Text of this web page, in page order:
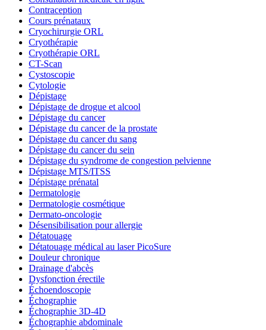
Contraception
Cours prénataux
Cryochirurgie ORL
Cryothérapie
Cryothérapie ORL
CT-Scan
Cystoscopie
Cytologie
Dépistage
Dépistage de drogue et alcool
Dépistage du cancer
Dépistage du cancer de la prostate
Dépistage du cancer du sang
Dépistage du cancer du sein
Dépistage du syndrome de congestion pelvienne
Dépistage MTS/ITSS
Dépistage prénatal
Dermatologie
Dermatologie cosmétique
Dermato-oncologie
Désensibilisation pour allergie
Détatouage
Détatouage médical au laser PicoSure
Douleur chronique
Drainage d'abcès
Dysfonction érectile
Échoendoscopie
Échographie
Échographie 3D-4D
Échographie abdominale